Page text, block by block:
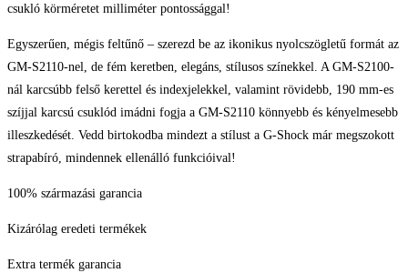
csukló körméretet milliméter pontossággal!
Egyszerűen, mégis feltűnő – szerezd be az ikonikus nyolcszögletű formát az
GM-S2110-nel, de fém keretben, elegáns, stílusos színekkel. A GM-S2100-
nál karcsúbb felső kerettel és indexjelekkel, valamint rövidebb, 190 mm-es
szíjjal karcsú csuklód imádni fogja a GM-S2110 könnyebb és kényelmesebb
illeszkedését. Vedd birtokodba mindezt a stílust a G-Shock már megszokott
strapabíró, mindennek ellenálló funkcióival!
100% származási garancia
Kizárólag eredeti termékek
Extra termék garancia